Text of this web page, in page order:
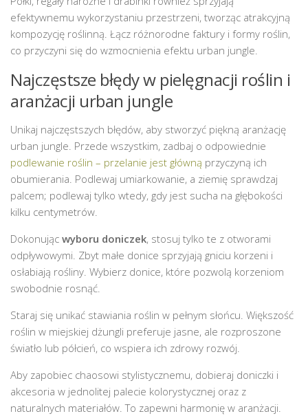
efektywnemu wykorzystaniu przestrzeni, tworząc atrakcyjną
kompozycję roślinną. Łącz różnorodne faktury i formy roślin,
co przyczyni się do wzmocnienia efektu urban jungle.
Najczęstsze błędy w pielęgnacji roślin i
aranżacji urban jungle
Unikaj najczęstszych błędów, aby stworzyć piękną aranżację
urban jungle. Przede wszystkim, zadbaj o odpowiednie
podlewanie roślin – przelanie jest główną przyczyną ich
obumierania. Podlewaj umiarkowanie, a ziemię sprawdzaj
palcem; podlewaj tylko wtedy, gdy jest sucha na głębokości
kilku centymetrów.
Dokonując wyboru doniczek, stosuj tylko te z otworami
odpływowymi. Zbyt małe donice sprzyjają gniciu korzeni i
osłabiają rośliny. Wybierz donice, które pozwolą korzeniom
swobodnie rosnąć.
Staraj się unikać stawiania roślin w pełnym słońcu. Większość
roślin w miejskiej dżungli preferuje jasne, ale rozproszone
światło lub półcień, co wspiera ich zdrowy rozwój.
Aby zapobiec chaosowi stylistycznemu, dobieraj doniczki i
akcesoria w jednolitej palecie kolorystycznej oraz z
naturalnych materiałów. To zapewni harmonię w aranżacji.